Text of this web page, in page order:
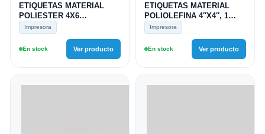
ETIQUETAS MATERIAL
POLIESTER 4X6
PULGADAS, 1 COLUMNA,
TUCO 1, ROLLO X 250
ETIQUETAS
Impresora
En stock Ver producto
ETIQUETAS MATERIAL
POLIOLEFINA 4″X4″, 1
COLUMNA, TUCO 1,
ROLLO X 250 ETIQUETAS
Impresora
En stock Ver producto